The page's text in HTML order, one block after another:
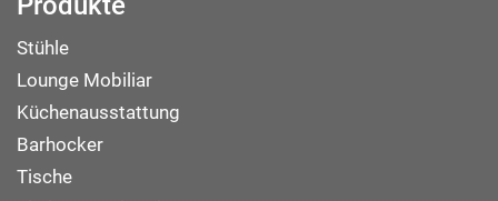
Stühle
Lounge Mobiliar
Küchenausstattung
Barhocker
Tische